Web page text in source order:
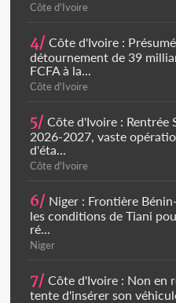
Côte d'Ivoire
4/ Côte d'Ivoire : Présumé
détournement de 39
FCFA à la...
Côte d'Ivoire
5/ Côte d'Ivoire : Rentrée
2026-2027, vaste
d'éta...
Côte d'Ivoire
6/ Niger : Frontière
les conditions de Tiani
ré...
Niger
7/ Côte d'Ivoire : Non en
tente d'insérer son